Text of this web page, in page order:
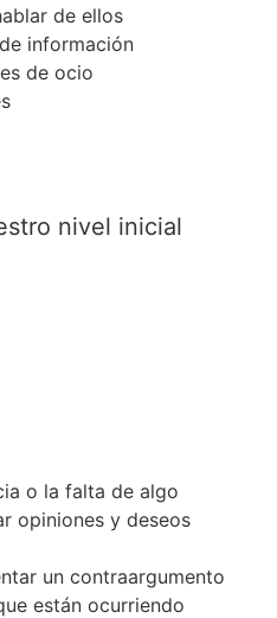
nivel inicial
de ellos
información
de ocio
o la falta de algo
opiniones y deseos
un contraargumento
están ocurriendo